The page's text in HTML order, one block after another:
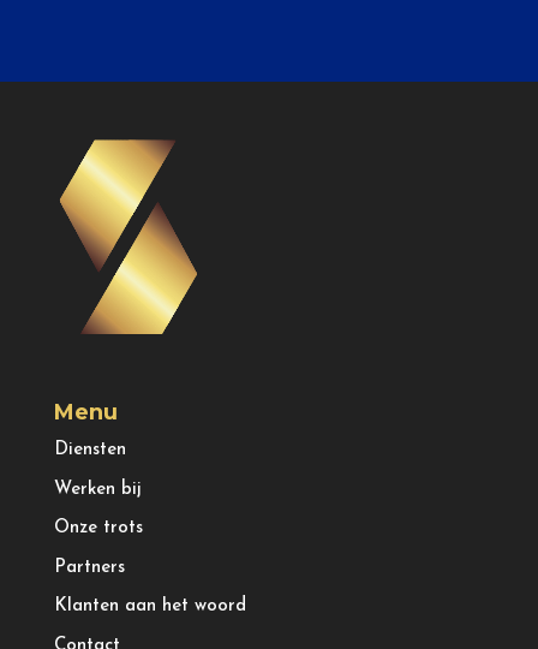
Menu
Diensten
Werken bij
Onze trots
Partners
Klanten aan het woord